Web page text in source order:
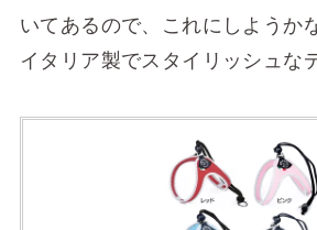
いてあるので、これにしようか
イタリア製でスタイリッシュな